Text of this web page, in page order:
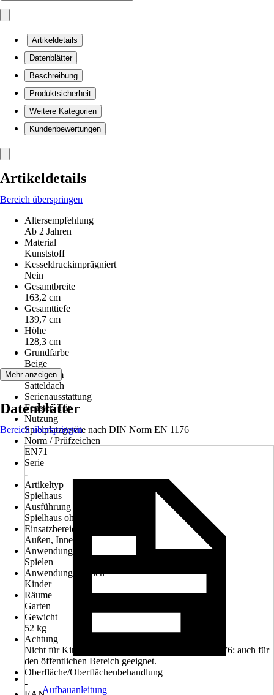
Artikeldetails
Datenblätter
Beschreibung
Produktsicherheit
Weitere Kategorien
Kundenbewertungen
Artikeldetails
Bereich überspringen
Altersempfehlung
Ab 2 Jahren
Material
Kunststoff
Kesseldruckimprägniert
Nein
Gesamtbreite
163,2 cm
Gesamttiefe
139,7 cm
Höhe
128,3 cm
Grundfarbe
Beige
Dachform
Satteldach
Serienausstattung
Fenster, Tür
Nutzung
Spielplatzgeräte nach DIN Norm EN 1176
Norm / Prüfzeichen
EN71
Serie
-
Artikeltyp
Spielhaus
Ausführung
Spielhaus ohne Stelzen
Einsatzbereich
Außen, Innen
Anwendung
Spielen
Anwendungsbereich
Kinder
Räume
Garten
Gewicht
52 kg
Achtung
Nicht für Kinder unter drei Jahren geeignet., EN 1176: auch für
den öffentlichen Bereich geeignet.
Oberfläche/Oberflächenbehandlung
-
Mehr anzeigen
Datenblätter
Bereich überspringen
Aufbauanleitung